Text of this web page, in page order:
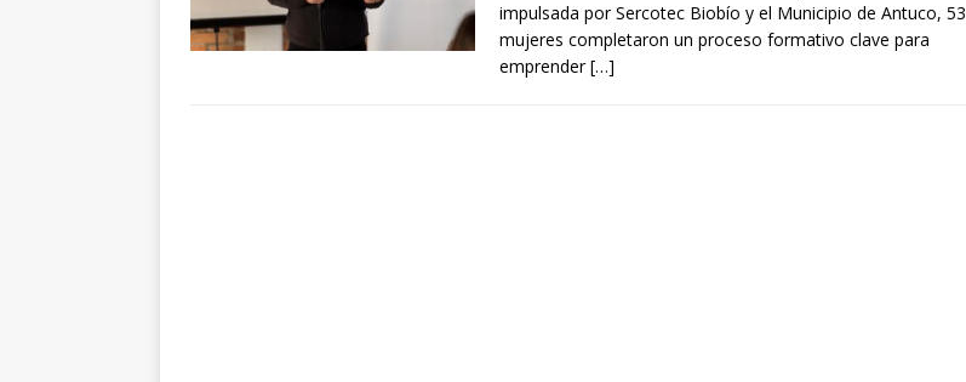
impulsada por Sercotec Biobío y el Municipio de Antuco, 53
mujeres completaron un proceso formativo clave para
emprender[…]